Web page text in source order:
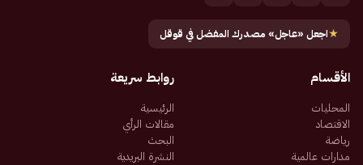
★اجعل «عاجل» مصدرك المفضل في قوقل
الأقسام
المحليات
الاقتصاد
رياضة
مدارات عالمية
روابط سريعة
الرئيسية
مقالات الرأي
البحث
النشرة البريدية